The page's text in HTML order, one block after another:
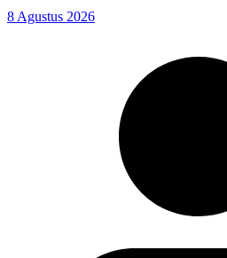
8 Agustus 2026